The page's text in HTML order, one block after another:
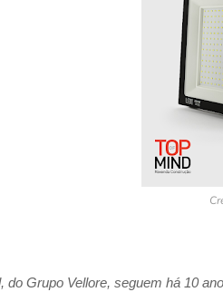
do Grupo Vellore, seguem há 10